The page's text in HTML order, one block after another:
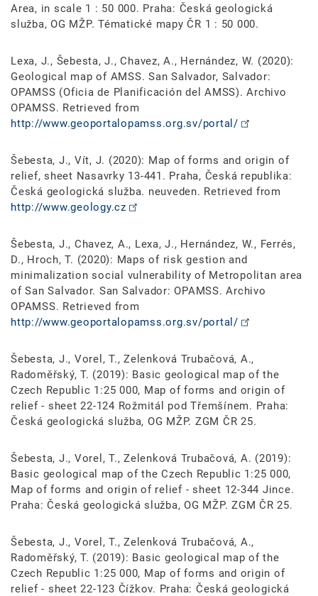
Area, in scale 1 : 50 000. Praha: Česká geologická
služba, OG MŽP. Tématické mapy ČR 1 : 50 000.
Lexa, J., Šebesta, J., Chavez, A., Hernández, W. (2020):
Geological map of AMSS. San Salvador, Salvador:
OPAMSS (Oficia de Planificación del AMSS). Archivo
OPAMSS. Retrieved from
http://www.geoportalopamss.org.sv/portal/
Šebesta, J., Vít, J. (2020): Map of forms and origin of
relief, sheet Nasavrky 13-441. Praha, Česká republika:
Česká geologická služba. neuveden. Retrieved from
http://www.geology.cz
Šebesta, J., Chavez, A., Lexa, J., Hernández, W., Ferrés,
D., Hroch, T. (2020): Maps of risk gestion and
minimalization social vulnerability of Metropolitan area
of San Salvador. San Salvador: OPAMSS. Archivo
OPAMSS. Retrieved from
http://www.geoportalopamss.org.sv/portal/
Šebesta, J., Vorel, T., Zelenková Trubačová, A.,
Radoměřský, T. (2019): Basic geological map of the
Czech Republic 1:25 000, Map of forms and origin of
relief - sheet 22-124 Rožmitál pod Třemšínem. Praha:
Česká geologická služba, OG MŽP. ZGM ČR 25.
Šebesta, J., Vorel, T., Zelenková Trubačová, A. (2019):
Basic geological map of the Czech Republic 1:25 000,
Map of forms and origin of relief - sheet 12-344 Jince.
Praha: Česká geologická služba, OG MŽP. ZGM ČR 25.
Šebesta, J., Vorel, T., Zelenková Trubačová, A.,
Radoměřský, T. (2019): Basic geological map of the
Czech Republic 1:25 000, Map of forms and origin of
relief - sheet 22-123 Čížkov. Praha: Česká geologická